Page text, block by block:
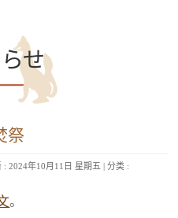
せ
祭
: 2024年10月11日 星期五 分类 :
。